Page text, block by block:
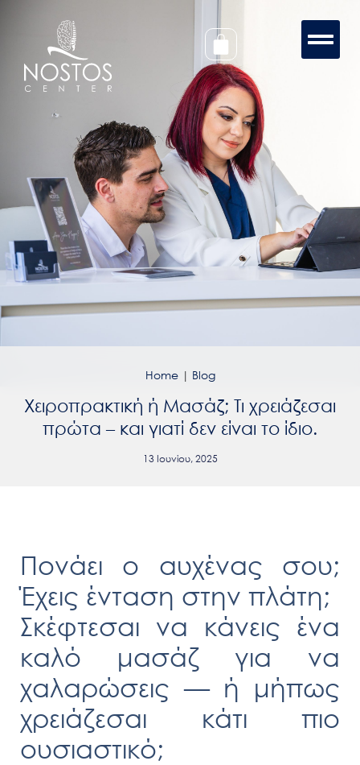
Home| Blog
Χειροπρακτική ή Μασάζ; Τι χρειάζεσαι
πρώτα – και γιατί δεν είναι το ίδιο.
13 Ιουνίου, 2025
Πονάει ο αυχένας σου;
Έχεις ένταση στην πλάτη;
Σκέφτεσαι να κάνεις ένα
καλό μασάζ για να
χαλαρώσεις — ή μήπως
χρειάζεσαι κάτι πιο
ουσιαστικό;